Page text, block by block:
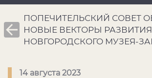
ПОПЕЧИТЕЛЬСКИЙ СОВЕТ
НОВЫЕ ВЕКТОРЫ РАЗВИТИЯ
НОВГОРОДСКОГО МУЗЕЯ-
14 августа 2023